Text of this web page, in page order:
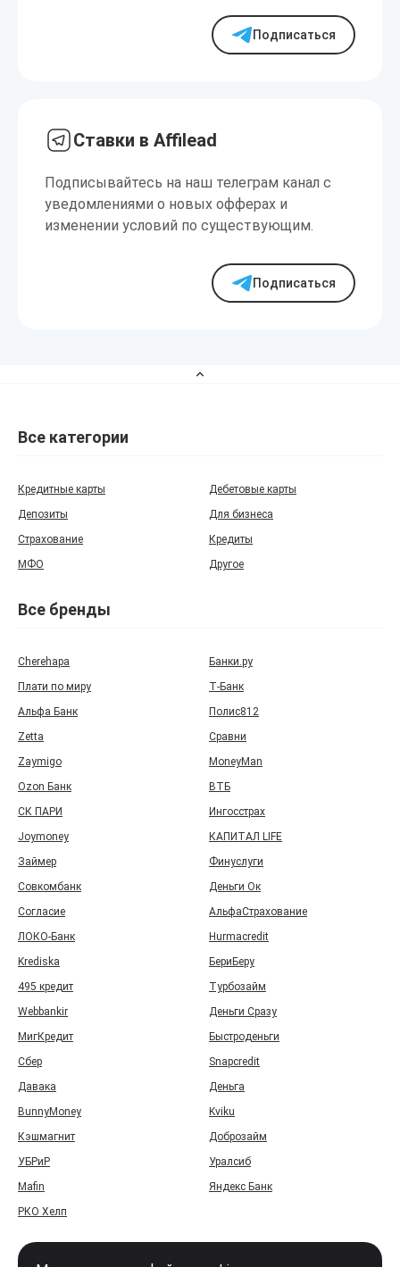
Подписаться
Ставки в Affilead
Подписывайтесь на наш телеграм канал с
уведомлениями о новых офферах и
изменении условий по существующим.
Подписаться
Все категории
Кредитные карты
Дебетовые карты
Депозиты
Для бизнеса
Страхование
Кредиты
МФО
Другое
Все бренды
Cherehapa
Банки.ру
Плати по миру
Т‑Банк
Альфа Банк
Полис812
Zetta
Сравни
Zaymigo
MoneyMan
Ozon Банк
ВТБ
СК ПАРИ
Ингосстрах
Joymoney
КАПИТАЛ LIFE
Займер
Финуслуги
Совкомбанк
Деньги Ок
Согласие
АльфаСтрахование
ЛОКО-Банк
Hurmacredit
Krediska
БериБеру
495 кредит
Турбозайм
Webbankir
Деньги Сразу
МигКредит
Быстроденьги
Сбер
Snapcredit
Давака
Деньга
BunnyMoney
Kviku
Кэшмагнит
Доброзайм
УБРиР
Уралсиб
Mafin
Яндекс Банк
РКО Хелп